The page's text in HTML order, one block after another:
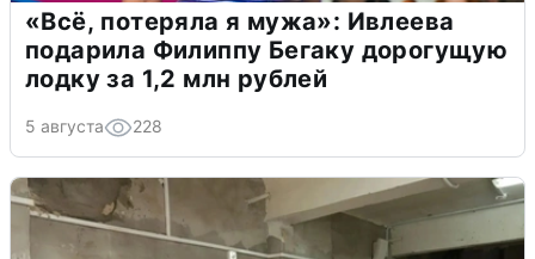
«Всё, потеряла я мужа»: Ивлеева
подарила Филиппу Бегаку дорогущую
лодку за 1,2 млн рублей
5 августа 228